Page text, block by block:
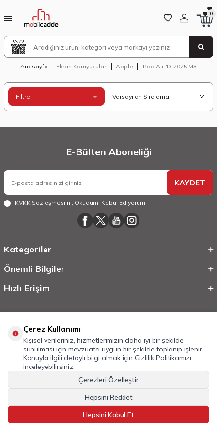
0
Anasayfa Ekran Koruyucuları Apple iPad Air 13 2025 M3
Filtre
E-Bülten Aboneliği
KAYDET
KVKK Sözleşmesi'ni, Okudum, Kabul Ediyorum.
Kategoriler
Önemli Bilgiler
Hızlı Erişim
Tüm Hakkı Saklıdır.Mobilcadde.com
E-TicaretSistemleriyle Hazırlanmıştır.
Çerez Kullanımı
Kişisel verileriniz, hizmetlerimizin daha iyi bir şekilde
sunulması için mevzuata uygun bir şekilde toplanıp işlenir.
Konuyla ilgili detaylı bilgi almak için Gizlilik Politikamızı
inceleyebilirsiniz.
Çerezleri Özelleştir
Hepsini Reddet
Hepsini Kabul Et